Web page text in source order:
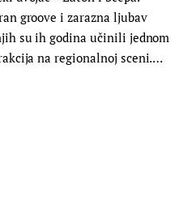
groove i zarazna ljubav
su ih godina učinili jednom
na regionalnoj sceni.…